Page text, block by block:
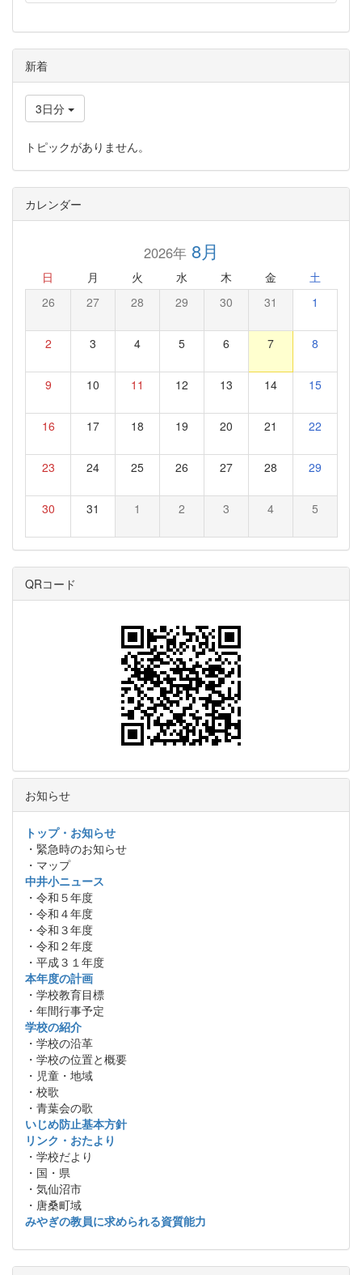
新着
3日分
トピックがありません。
カレンダー
2026年8月
日 月 火 水 木 金 土
26 27 28 29 30 31 1
2 3 4 5 6 7 8
9 10 11 12 13 14 15
16 17 18 19 20 21 22
23 24 25 26 27 28 29
30 31 1 2 3 4 5
QRコード
お知らせ
トップ・お知らせ
・緊急時のお知らせ
・マップ
中井小ニュース
・令和５年度
・令和４年度
・令和３年度
・令和２年度
・平成３１年度
本年度の計画
・学校教育目標
・年間行事予定
学校の紹介
・学校の沿革
・学校の位置と概要
・児童・地域
・校歌
・青葉会の歌
いじめ防止基本方針
リンク・おたより
・学校だより
・国・県
・気仙沼市
・唐桑町域
みやぎの教員に求められる資質能力